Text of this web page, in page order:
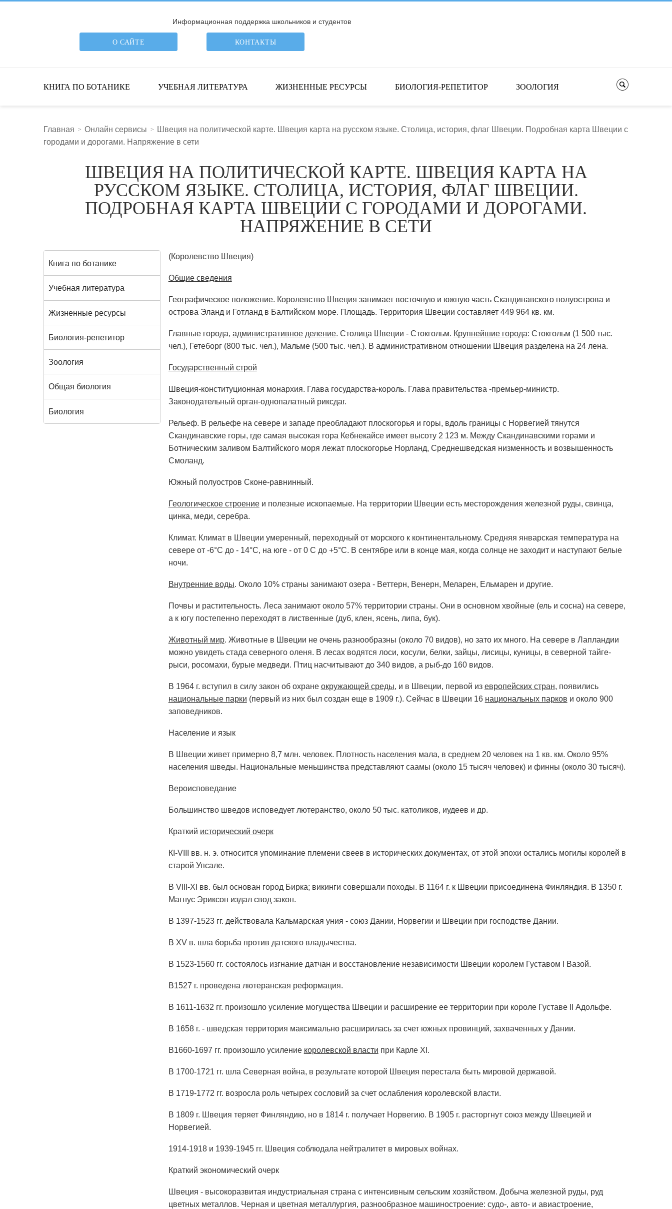
Информационная поддержка школьников и студентов
О САЙТЕ КОНТАКТЫ
КНИГА ПО БОТАНИКЕ УЧЕБНАЯ ЛИТЕРАТУРА ЖИЗНЕННЫЕ РЕСУРСЫ БИОЛОГИЯ-РЕПЕТИТОР ЗООЛОГИЯ
ПОИСК ПО САЙТУ
Главная Онлайн сервисы
Швеция на политической карте. Швеция карта на русском языке. Столица, история, флаг Швеции. Подробная карта Швеции с
городами и дорогами. Напряжение в сети
ШВЕЦИЯ НА ПОЛИТИЧЕСКОЙ КАРТЕ. ШВЕЦИЯ КАРТА НА
РУССКОМ ЯЗЫКЕ. СТОЛИЦА, ИСТОРИЯ, ФЛАГ ШВЕЦИИ.
ПОДРОБНАЯ КАРТА ШВЕЦИИ С ГОРОДАМИ И ДОРОГАМИ.
НАПРЯЖЕНИЕ В СЕТИ
Книга по ботанике
Учебная литература
Жизненные ресурсы
Биология-репетитор
Зоология
Общая биология
Биология
(Королевство Швеция)
Общие сведения
Географическое положение. Королевство Швеция занимает восточную и южную частьСкандинавского полуострова и
острова Эланд и Готланд в Балтийском море. Площадь. Территория Швеции составляет 449 964 кв. км.
Главные города, административное деление. Столица Швеции - Стокгольм. Крупнейшие города: Стокгольм (1 500 тыс.
чел.), Гетеборг (800 тыс. чел.), Мальме (500 тыс. чел.). В административном отношении Швеция разделена на 24 лена.
Государственный строй
Швеция-конституционная монархия. Глава государства-король. Глава правительства -премьер-министр.
Законодательный орган-однопалатный риксдаг.
Рельеф. В рельефе на севере и западе преобладают плоскогорья и горы, вдоль границы с Норвегией тянутся
Скандинавские горы, где самая высокая гора Кебнекайсе имеет высоту 2 123 м. Между Скандинавскими горами и
Ботническим заливом Балтийского моря лежат плоскогорье Норланд, Среднешведская низменность и возвышенность
Смоланд.
Южный полуостров Сконе-равнинный.
Геологическое строениеи полезные ископаемые. На территории Швеции есть месторождения железной руды, свинца,
цинка, меди, серебра.
Климат. Климат в Швеции умеренный, переходный от морского к континентальному. Средняя январская температура на
севере от -6°С до - 14°С, на юге - от 0 С до +5°С. В сентябре или в конце мая, когда солнце не заходит и наступают белые
ночи.
Внутренние воды. Около 10% страны занимают озера - Веттерн, Венерн, Меларен, Ельмарен и другие.
Почвы и растительность. Леса занимают около 57% территории страны. Они в основном хвойные (ель и сосна) на севере,
а к югу постепенно переходят в лиственные (дуб, клен, ясень, липа, бук).
Животный мир. Животные в Швеции не очень разнообразны (около 70 видов), но зато их много. На севере в Лапландии
можно увидеть стада северного оленя. В лесах водятся лоси, косули, белки, зайцы, лисицы, куницы, в северной тайге-
рыси, росомахи, бурые медведи. Птиц насчитывают до 340 видов, а рыб-до 160 видов.
В 1964 г. вступил в силу закон об охране окружающей среды, и в Швеции, первой из европейских стран, появились
национальные парки (первый из них был создан еще в 1909 г.). Сейчас в Швеции 16 национальных парков и около 900
заповедников.
Население и язык
В Швеции живет примерно 8,7 млн. человек. Плотность населения мала, в среднем 20 человек на 1 кв. км. Около 95%
населения шведы. Национальные меньшинства представляют саамы (около 15 тысяч человек) и финны (около 30 тысяч).
Вероисповедание
Большинство шведов исповедует лютеранство, около 50 тыс. католиков, иудеев и др.
Краткий исторический очерк
КI-VIII вв. н. э. относится упоминание племени свеев в исторических документах, от этой эпохи остались могилы королей в
старой Упсале.
В VIII-XI вв. был основан город Бирка; викинги совершали походы. В 1164 г. к Швеции присоединена Финляндия. В 1350 г.
Магнус Эриксон издал свод закон.
В 1397-1523 гг. действовала Кальмарская уния - союз Дании, Норвегии и Швеции при господстве Дании.
В XV в. шла борьба против датского владычества.
В 1523-1560 гг. состоялось изгнание датчан и восстановление независимости Швеции королем Густавом I Вазой.
В1527 г. проведена лютеранская реформация.
В 1611-1632 гг. произошло усиление могущества Швеции и расширение ее территории при короле Густаве II Адольфе.
В 1658 г. - шведская территория максимально расширилась за счет южных провинций, захваченных у Дании.
В1660-1697 гг. произошло усиление королевской власти при Карле XI.
В 1700-1721 гг. шла Северная война, в результате которой Швеция перестала быть мировой державой.
В 1719-1772 гг. возросла роль четырех сословий за счет ослабления королевской власти.
В 1809 г. Швеция теряет Финляндию, но в 1814 г. получает Норвегию. В 1905 г. расторгнут союз между Швецией и
Норвегией.
1914-1918 и 1939-1945 гг. Швеция соблюдала нейтралитет в мировых войнах.
Краткий экономический очерк
Швеция - высокоразвитая индустриальная страна с интенсивным сельским хозяйством. Добыча железной руды, руд
цветных металлов. Черная и цветная металлургия, разнообразное машиностроение: судо-, авто- и авиастроение,